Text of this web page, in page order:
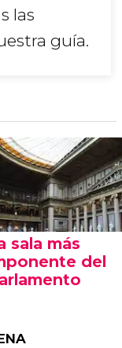
las
guía.
sala más
del